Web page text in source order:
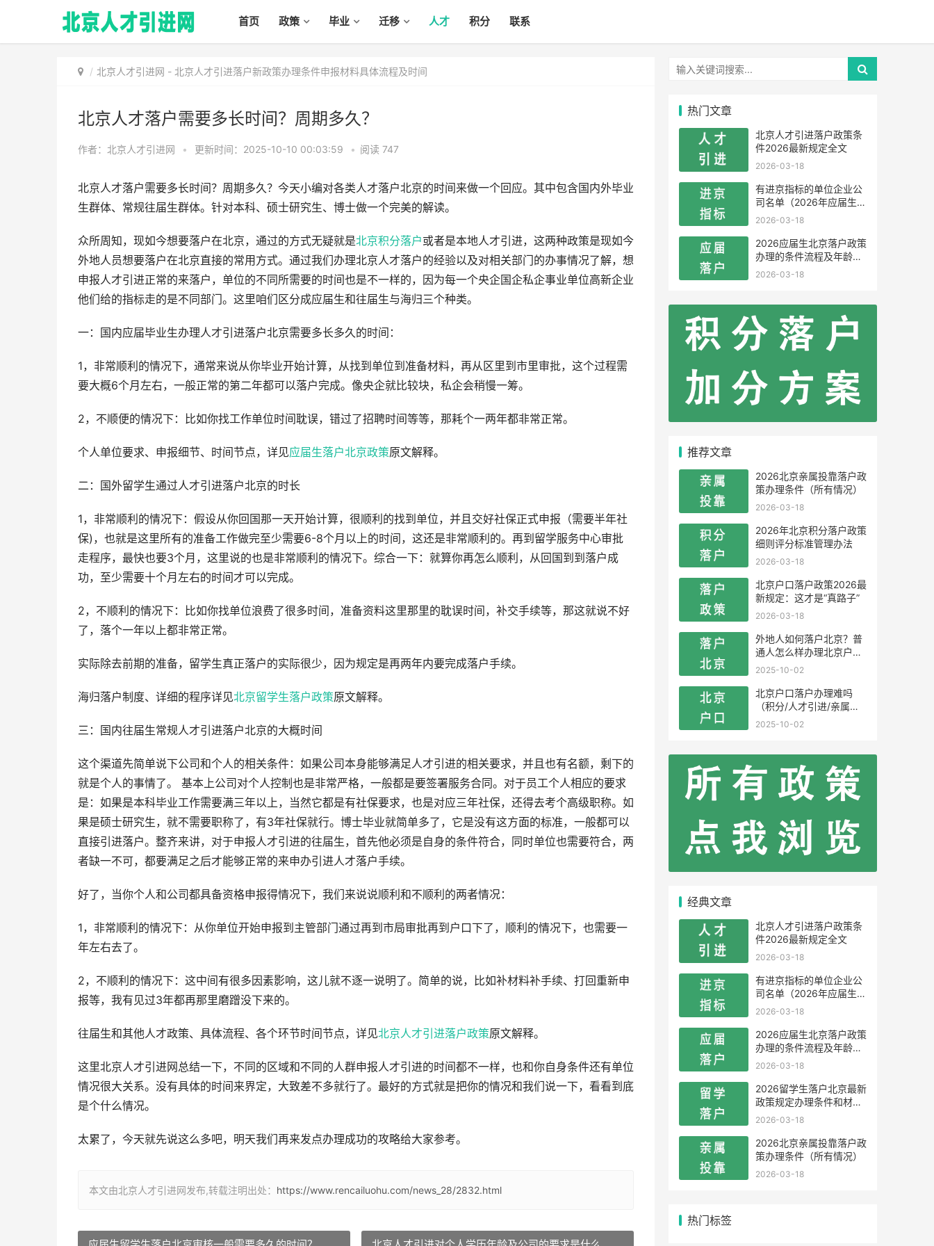
首页 政策 毕业 迁移 人才 积分 联系
北京人才引进网 - 北京人才引进落户新政策办理条件申报材料具体流程及时间
北京人才落户需要多长时间？周期多久？
作者：北京人才引进网 • 更新时间：2025-10-10 00:03:59 • 阅读 747
北京人才落户需要多长时间？周期多久？今天小编对各类人才落户北京的时间来做一个回应。其中包含国内外毕业
生群体、常规往届生群体。针对本科、硕士研究生、博士做一个完美的解读。
众所周知，现如今想要落户在北京，通过的方式无疑就是北京积分落户或者是本地人才引进，这两种政策是现如今
外地人员想要落户在北京直接的常用方式。通过我们办理北京人才落户的经验以及对相关部门的办事情况了解，想
申报人才引进正常的来落户，单位的不同所需要的时间也是不一样的，因为每一个央企国企私企事业单位高新企业
他们给的指标走的是不同部门。这里咱们区分成应届生和往届生与海归三个种类。
一：国内应届毕业生办理人才引进落户北京需要多长多久的时间：
1，非常顺利的情况下，通常来说从你毕业开始计算，从找到单位到准备材料，再从区里到市里审批，这个过程需
要大概6个月左右，一般正常的第二年都可以落户完成。像央企就比较块，私企会稍慢一筹。
2，不顺便的情况下：比如你找工作单位时间耽误，错过了招聘时间等等，那耗个一两年都非常正常。
个人单位要求、申报细节、时间节点，详见应届生落户北京政策原文解释。
二：国外留学生通过人才引进落户北京的时长
1，非常顺利的情况下：假设从你回国那一天开始计算，很顺利的找到单位，并且交好社保正式申报（需要半年社
保)，也就是这里所有的准备工作做完至少需要6-8个月以上的时间，这还是非常顺利的。再到留学服务中心审批
走程序，最快也要3个月，这里说的也是非常顺利的情况下。综合一下：就算你再怎么顺利，从回国到到落户成
功，至少需要十个月左右的时间才可以完成。
2，不顺利的情况下：比如你找单位浪费了很多时间，准备资料这里那里的耽误时间，补交手续等，那这就说不好
了，落个一年以上都非常正常。
实际除去前期的准备，留学生真正落户的实际很少，因为规定是再两年内要完成落户手续。
海归落户制度、详细的程序详见北京留学生落户政策原文解释。
三：国内往届生常规人才引进落户北京的大概时间
这个渠道先简单说下公司和个人的相关条件：如果公司本身能够满足人才引进的相关要求，并且也有名额，剩下的
就是个人的事情了。 基本上公司对个人控制也是非常严格，一般都是要签署服务合同。对于员工个人相应的要求
是：如果是本科毕业工作需要满三年以上，当然它都是有社保要求，也是对应三年社保，还得去考个高级职称。如
果是硕士研究生，就不需要职称了，有3年社保就行。博士毕业就简单多了，它是没有这方面的标准，一般都可以
直接引进落户。整齐来讲，对于申报人才引进的往届生，首先他必须是自身的条件符合，同时单位也需要符合，两
者缺一不可，都要满足之后才能够正常的来申办引进人才落户手续。
好了，当你个人和公司都具备资格申报得情况下，我们来说说顺利和不顺利的两者情况：
1，非常顺利的情况下：从你单位开始申报到主管部门通过再到市局审批再到户口下了，顺利的情况下，也需要一
年左右去了。
2，不顺利的情况下：这中间有很多因素影响，这儿就不逐一说明了。简单的说，比如补材料补手续、打回重新申
报等，我有见过3年都再那里磨蹭没下来的。
往届生和其他人才政策、具体流程、各个环节时间节点，详见北京人才引进落户政策原文解释。
这里北京人才引进网总结一下，不同的区域和不同的人群申报人才引进的时间都不一样，也和你自身条件还有单位
情况很大关系。没有具体的时间来界定，大致差不多就行了。最好的方式就是把你的情况和我们说一下，看看到底
是个什么情况。
太累了，今天就先说这么多吧，明天我们再来发点办理成功的攻略给大家参考。
本文由北京人才引进网发布,转载注明出处： https://www.rencailuohu.com/news_28/2832.html
热门文章
北京人才引进落户政策条
件2026最新规定全文
2026-03-18
有进京指标的单位企业公
司名单（2026年应届生留
学生）
2026-03-18
2026应届生北京落户政策
办理的条件流程及年龄限
制
2026-03-18
推荐文章
2026北京亲属投靠落户政
策办理条件（所有情况）
2026-03-18
2026年北京积分落户政策
细则评分标准管理办法
2026-03-18
北京户口落户政策2026最
新规定：这才是“真路子”
2026-03-18
外地人如何落户北京？普
通人怎么样办理北京户
口？
2025-10-02
北京户口落户办理难吗
（积分/人才引进/亲属投
靠）
2025-10-02
经典文章
北京人才引进落户政策条
件2026最新规定全文
2026-03-18
有进京指标的单位企业公
司名单（2026年应届生留
学生）
2026-03-18
2026应届生北京落户政策
办理的条件流程及年龄限
制
2026-03-18
2026留学生落户北京最新
政策规定办理条件和材料
及流程
2026-03-18
2026北京亲属投靠落户政
策办理条件（所有情况）
2026-03-18
热门标签